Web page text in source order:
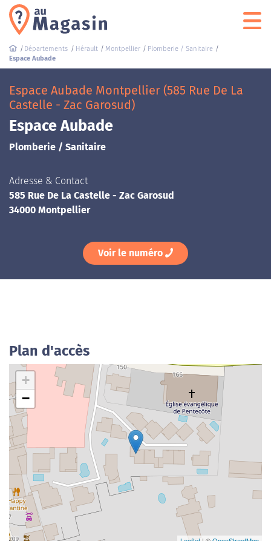
Départements Hérault Montpellier
Plomberie / Sanitaire
Espace Aubade
Espace Aubade Montpellier (585 Rue De La
Castelle - Zac Garosud)
Espace Aubade
Plomberie / Sanitaire
Adresse & Contact
585 Rue De La Castelle - Zac Garosud
34000 Montpellier
Voir le numéro
Plan d'accès
+
−